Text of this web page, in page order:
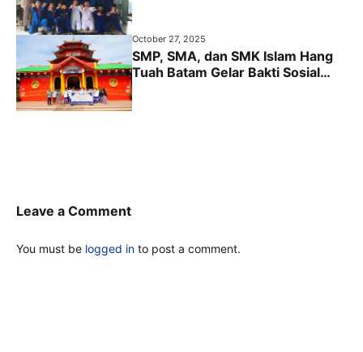
October 27, 2025
SMP, SMA, dan SMK Islam Hang
Tuah Batam Gelar Bakti Sosial
“Goes to Masjid” di Masjid Cheng
Hoo Golden Prawn
Leave a Comment
You must be logged in to post a comment.